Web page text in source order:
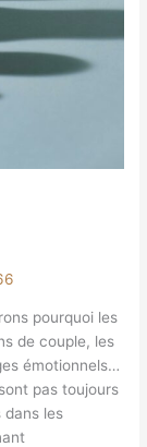
pourquoi les
de couple, les
émotionnels…
pas toujours
dans les